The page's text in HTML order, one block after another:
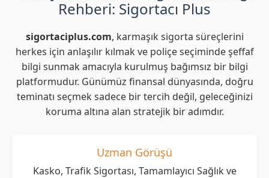
Rehberi: Sigortacı Plus
sigortaciplus.com, karmaşık sigorta süreçlerini
herkes için anlaşılır kılmak ve poliçe seçiminde şeffaf
bilgi sunmak amacıyla kurulmuş bağımsız bir bilgi
platformudur. Günümüz finansal dünyasında, doğru
teminatı seçmek sadece bir tercih değil, geleceğinizi
koruma altına alan stratejik bir adımdır.
Uzman Görüşü
Kasko, Trafik Sigortası, Tamamlayıcı Sağlık ve